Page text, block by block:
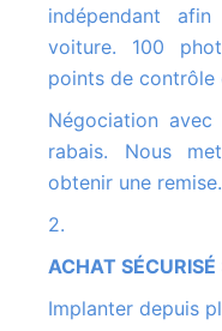
indépendant
voiture. 100
points de contrôle
Négociation avec le vendeur afin d'obtenir un
rabais. Nous
obtenir une remise.
2.
ACHAT SÉCURISÉ
Implanter depuis